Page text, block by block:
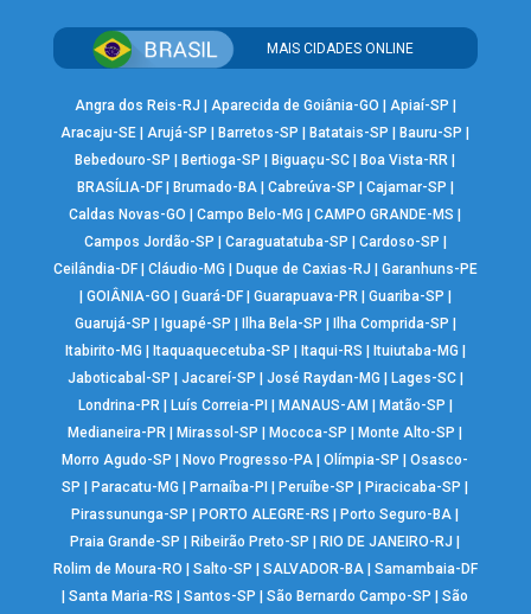
MAIS CIDADES ONLINE
Angra dos Reis-RJ Aparecida de Goiânia-GO Apiaí-SP
Aracaju-SE |Arujá-SP Barretos-SP Batatais-SP Bauru-SP
Bebedouro-SP
Bertioga-SP Biguaçu-SC Boa Vista-RR
BRASÍLIA-DF| Brumado-BA| Cabreúva-SP Cajamar-SP
Caldas Novas-GO
|Campo Belo-MG |CAMPO GRANDE-MS
Campos Jordão-SP
Caraguatatuba-SP Cardoso-SP
Ceilândia-DF| Cláudio-MG Duque de Caxias-RJ
Garanhuns-PE
GOIÂNIA-GO Guará-DF| Guarapuava-PR| Guariba-SP
Guarujá-SP
Iguapé-SP Ilha Bela-SP Ilha Comprida-SP
Itabirito-MG
Itaquaquecetuba-SP Itaqui-RS Ituiutaba-MG
Jaboticabal-SP
Jacareí-SP José Raydan-MG Lages-SC|
Londrina-PR| Luís Correia-PI MANAUS-AM Matão-SP
Medianeira-PR
Mirassol-SP Mococa-SP Monte Alto-SP
Morro Agudo-SP
Novo Progresso-PA |Olímpia-SP |Osasco-
SP
Paracatu-MG Parnaíba-PI Peruíbe-SP Piracicaba-SP
Pirassununga-SP
PORTO ALEGRE-RS Porto Seguro-BA
Praia Grande-SP
Ribeirão Preto-SP RIO DE JANEIRO-RJ
Rolim de Moura-RO
Salto-SP SALVADOR-BA| Samambaia-DF
|Santa Maria-RS |Santos-SP |São Bernardo Campo-SP |São